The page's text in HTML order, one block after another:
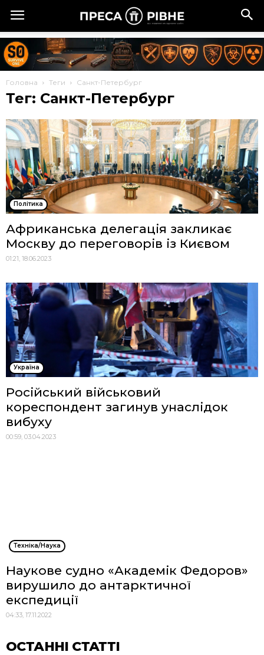
Головна Теги Санкт-Петербург
Тег: Санкт-Петербург
Політика
Африканська делегація закликає
Москву до переговорів із Києвом
01:21, 18.06.2023
Україна
Російський військовий
кореспондент загинув унаслідок
вибуху
00:59, 03.04.2023
Техніка/Наука
Наукове судно «Академік Федоров»
вирушило до антарктичної
експедиції
04:33, 17.11.2022
ОСТАННІ СТАТТІ